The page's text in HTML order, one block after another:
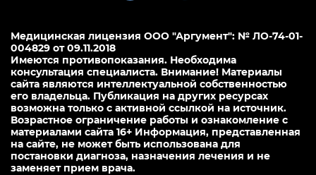
Медицинская лицензия ООО "Аргумент": № ЛО-74-01-
004829 от 09.11.2018
Имеются противопоказания. Необходима
консультация специалиста. Внимание! Материалы
сайта являются интеллектуальной собственностью
его владельца. Публикация на других ресурсах
возможна только с активной ссылкой на источник.
Возрастное ограничение работы и ознакомление с
материалами сайта 16+ Информация, представленная
на сайте, не может быть использована для
постановки диагноза, назначения лечения и не
заменяет прием врача.